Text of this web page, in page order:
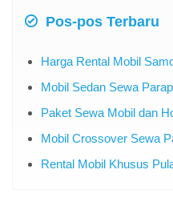
Pos-pos Terbaru
Harga Rental Mobil
Mobil Sedan Sewa
Paket Sewa Mobil dan
Mobil Crossover Sewa
Rental Mobil Khusus